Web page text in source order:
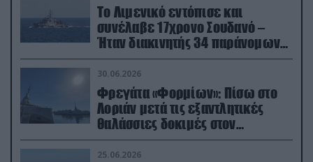
Το Λιμενικό εντόπισε και
συνέλαβε 17χρονο Σουδανό –
Ήταν διακινητής 34 παράνομων
μεταναστών
30.06.2026
Φρεγάτα «Φορμίων»: Πίσω στο
Λοριάν μετά τις εξαντλητικές
θαλάσσιες δοκιμές στον
απαιτητικό Βισκαϊκό
25.06.2026